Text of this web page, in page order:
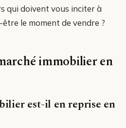
qui doivent vous inciter à
le moment de vendre ?
immobilier en
est-il en reprise en